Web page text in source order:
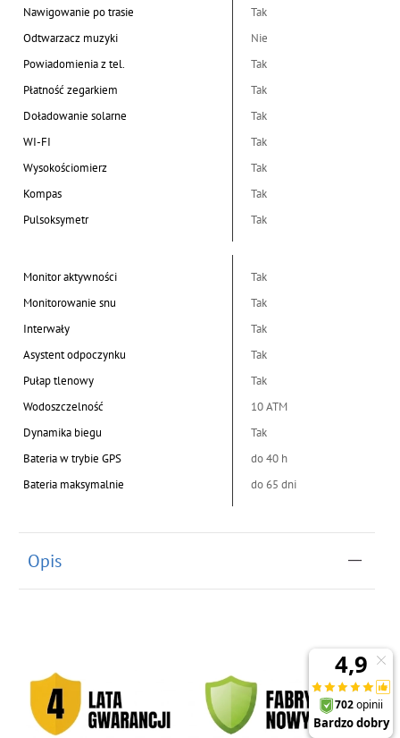
Nawigowanie po trasie
Tak
Odtwarzacz muzyki
Nie
Powiadomienia z tel.
Tak
Płatność zegarkiem
Tak
Doładowanie solarne
Tak
WI-FI
Tak
Wysokościomierz
Tak
Kompas
Tak
Pulsoksymetr
Tak
Monitor aktywności
Tak
Monitorowanie snu
Tak
Interwały
Tak
Asystent odpoczynku
Tak
Pułap tlenowy
Tak
Wodoszczelność
10 ATM
Dynamika biegu
Tak
Bateria w trybie GPS
do 40 h
Bateria maksymalnie
do 65 dni
Opis